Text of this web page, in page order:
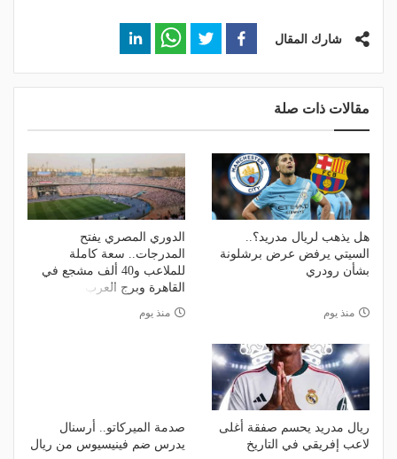
شارك المقال
مقالات ذات صلة
هل يذهب لريال مدريد؟..
السيتي يرفض عرض برشلونة
بشأن رودري
منذ يوم
الدوري المصري يفتح
المدرجات.. سعة كاملة
للملاعب و40 ألف مشجع في
القاهرة وبرج العرب
منذ يوم
ريال مدريد يحسم صفقة أغلى
لاعب إفريقي في التاريخ
صدمة الميركاتو.. أرسنال
يدرس ضم فينيسيوس من ريال